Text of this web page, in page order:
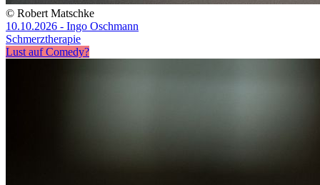
© Robert Matschke
10.10.2026 - Ingo Oschmann
Schmerztherapie
Lust auf Comedy?